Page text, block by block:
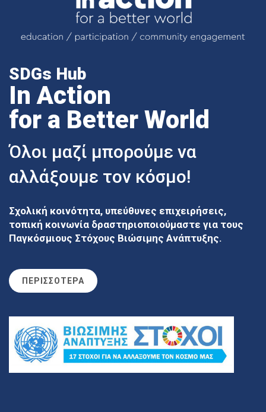
SDGs Hub
In Action
for a Better World
Όλοι μαζί μπορούμε να
αλλάξουμε τον κόσμο!
Σχολική κοινότητα, υπεύθυνες επιχειρήσεις,
τοπική κοινωνία δραστηριοποιούμαστε για τους
Παγκόσμιους Στόχους Βιώσιμης Ανάπτυξης.
ΠΕΡΙΣΣΟΤΕΡΑ